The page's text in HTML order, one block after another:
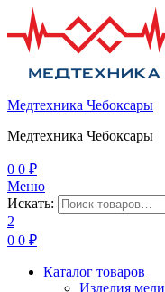
Медтехника Чебоксары
Медтехника Чебоксары
0 0 ₽
Меню
Искать:
2
0 0 ₽
Каталог товаров
Изделия